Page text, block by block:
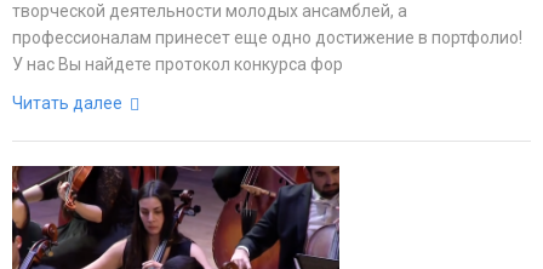
творческой деятельности молодых ансамблей, а
профессионалам принесет еще одно достижение в портфолио!
У нас Вы найдете протокол конкурса фор
Читать далее